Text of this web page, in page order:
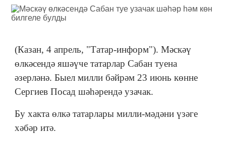
(Казан, 4 апрель, "Татар-информ"). Мәскәү
өлкәсендә яшәүче татарлар Сабан туена
әзерләнә. Быел милли бәйрәм 23 июнь көнне
Сергиев Посад шәһәрендә узачак.
Бу хакта өлкә татарлары милли-мәдәни үзәге
хәбәр итә.